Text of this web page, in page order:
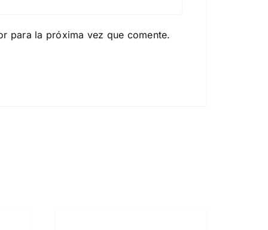
para la próxima vez que comente.